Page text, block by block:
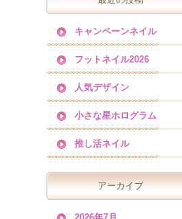
キャンペーンネイル
フットネイル2026
人気デザイン
小さな星ホログラム
推し活ネイル
アーカイブ